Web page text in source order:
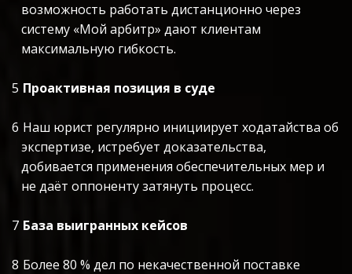
возможность работать дистанционно через
систему «Мой арбитр» дают клиентам
максимальную гибкость.
Проактивная позиция в суде
Наш юрист регулярно инициирует ходатайства об
экспертизе, истребует доказательства,
добивается применения обеспечительных мер и
не даёт оппоненту затянуть процесс.
База выигранных кейсов
Более 80 % дел по некачественной поставке